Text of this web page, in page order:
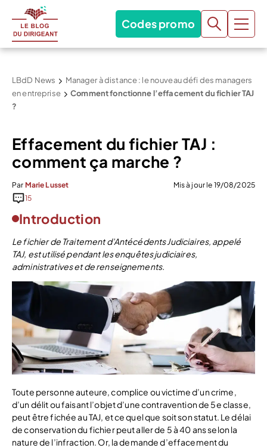
Codes promo
LBdD News
Manager à distance : le nouveau défi des managers
en entreprise
Comment fonctionne l’effacement du fichier TAJ
?
Effacement du fichier TAJ :
comment ça marche ?
Par Marie Lusset
Mis à jour le 19/08/2025
15
Introduction
Le fichier de Traitement d’Antécédents Judiciaires, appelé
TAJ, est utilisé pendant les enquêtes judiciaires,
administratives et de renseignements.
Toute personne auteure, complice ou victime d’un crime,
d’un délit ou faisant l’objet d’une contravention de 5e classe,
peut être fichée au TAJ, et ce quel que soit son statut. Le délai
de conservation du fichier peut aller de 5 à 40 ans selon la
nature de l’infraction. Or, la demande d’effacement du